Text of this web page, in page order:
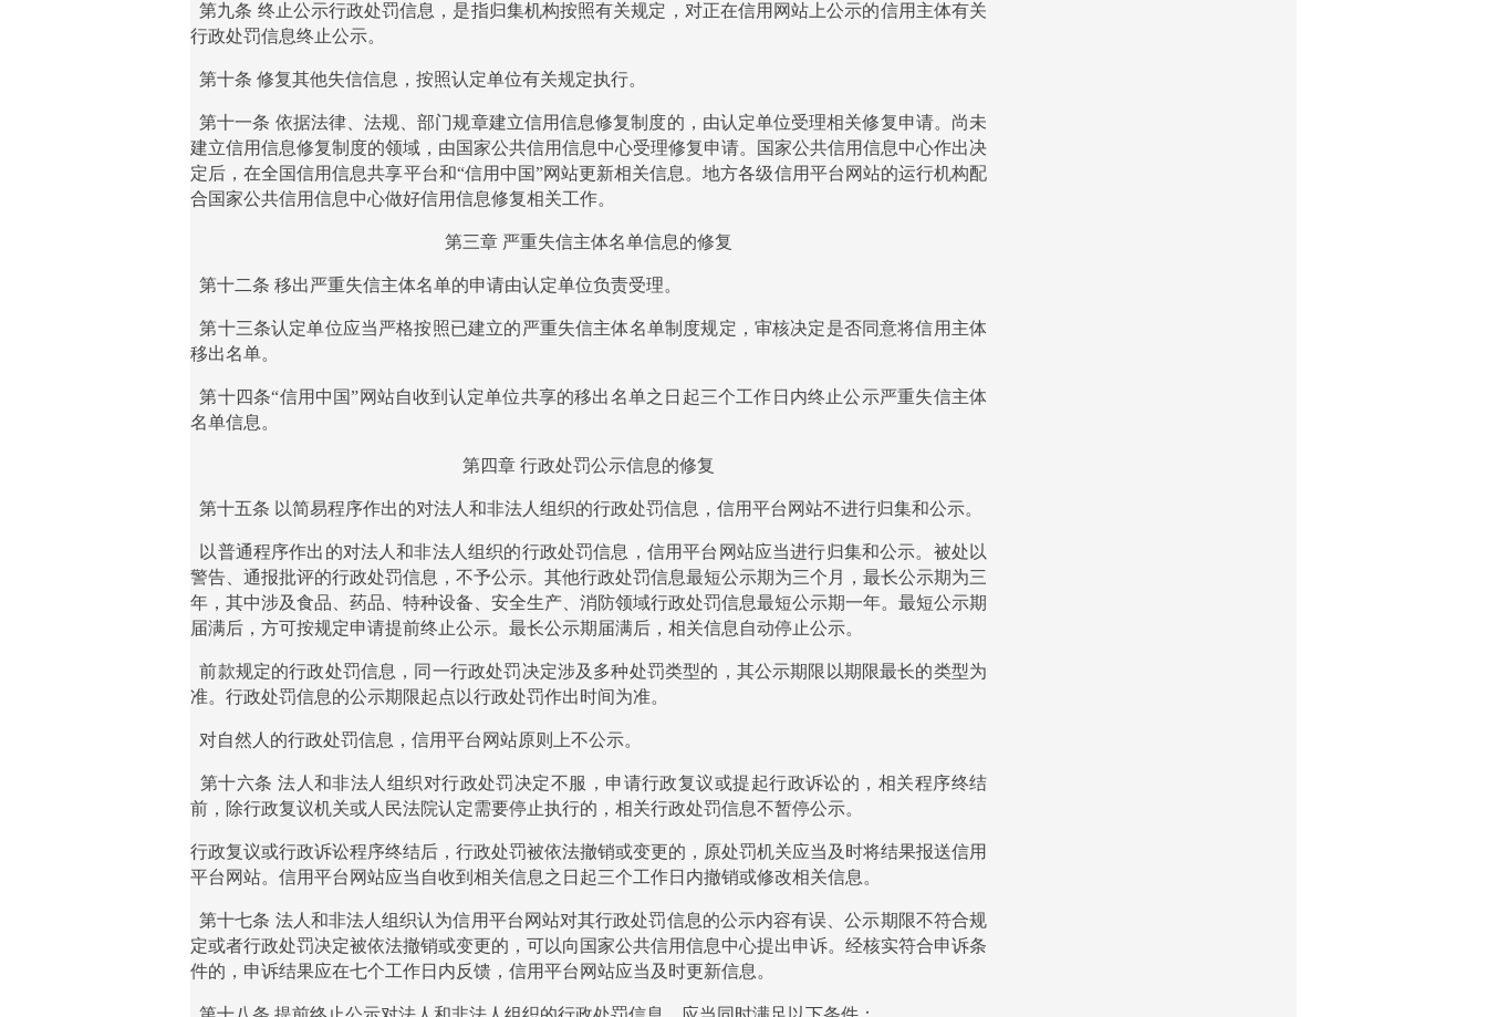
第九条 终止公示行政处罚信息，是指归集机构按照有关规定，对正在信用网站上公示的信用主体有关
行政处罚信息终止公示。
第十条 修复其他失信信息，按照认定单位有关规定执行。
第十一条 依据法律、法规、部门规章建立信用信息修复制度的，由认定单位受理相关修复申请。尚未
建立信用信息修复制度的领域，由国家公共信用信息中心受理修复申请。国家公共信用信息中心作出决
定后，在全国信用信息共享平台和“信用中国”网站更新相关信息。地方各级信用平台网站的运行机构配
合国家公共信用信息中心做好信用信息修复相关工作。
第三章 严重失信主体名单信息的修复
第十二条 移出严重失信主体名单的申请由认定单位负责受理。
第十三条认定单位应当严格按照已建立的严重失信主体名单制度规定，审核决定是否同意将信用主体
移出名单。
第十四条“信用中国”网站自收到认定单位共享的移出名单之日起三个工作日内终止公示严重失信主体
名单信息。
第四章 行政处罚公示信息的修复
第十五条 以简易程序作出的对法人和非法人组织的行政处罚信息，信用平台网站不进行归集和公示。
以普通程序作出的对法人和非法人组织的行政处罚信息，信用平台网站应当进行归集和公示。被处以
警告、通报批评的行政处罚信息，不予公示。其他行政处罚信息最短公示期为三个月，最长公示期为三
年，其中涉及食品、药品、特种设备、安全生产、消防领域行政处罚信息最短公示期一年。最短公示期
届满后，方可按规定申请提前终止公示。最长公示期届满后，相关信息自动停止公示。
前款规定的行政处罚信息，同一行政处罚决定涉及多种处罚类型的，其公示期限以期限最长的类型为
准。行政处罚信息的公示期限起点以行政处罚作出时间为准。
对自然人的行政处罚信息，信用平台网站原则上不公示。
第十六条 法人和非法人组织对行政处罚决定不服，申请行政复议或提起行政诉讼的，相关程序终结
前，除行政复议机关或人民法院认定需要停止执行的，相关行政处罚信息不暂停公示。
行政复议或行政诉讼程序终结后，行政处罚被依法撤销或变更的，原处罚机关应当及时将结果报送信用
平台网站。信用平台网站应当自收到相关信息之日起三个工作日内撤销或修改相关信息。
第十七条 法人和非法人组织认为信用平台网站对其行政处罚信息的公示内容有误、公示期限不符合规
定或者行政处罚决定被依法撤销或变更的，可以向国家公共信用信息中心提出申诉。经核实符合申诉条
件的，申诉结果应在七个工作日内反馈，信用平台网站应当及时更新信息。